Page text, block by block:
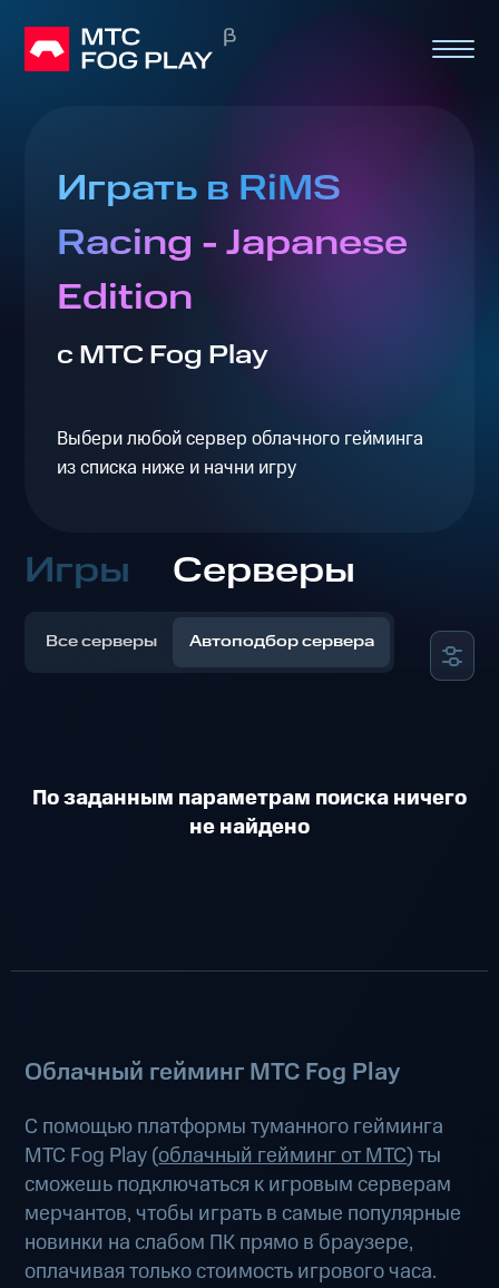
Играть в RiMS
Racing - Japanese
Edition
с МТС Fog Play
Выбери любой сервер облачного гейминга
из списка ниже и начни игру
Игры Серверы
Все серверы Автоподбор сервера
По заданным параметрам поиска ничего
не найдено
Облачный гейминг МТС Fog Play
С помощью платформы туманного гейминга
МТС Fog Play (облачный гейминг от МТС) ты
сможешь подключаться к игровым серверам
мерчантов, чтобы играть в самые популярные
новинки на слабом ПК прямо в браузере,
оплачивая только стоимость игрового часа.